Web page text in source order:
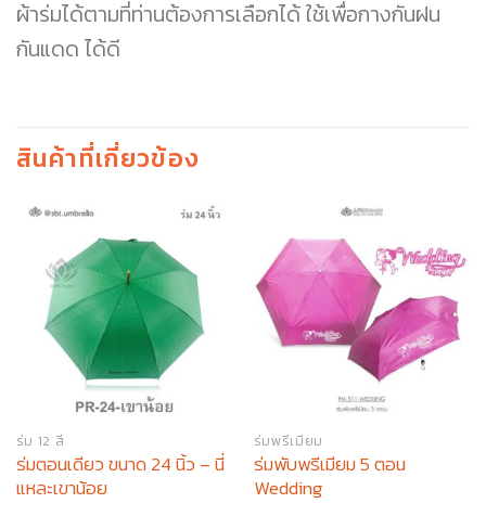
ผ้าร่มได้ตามที่ท่านต้องการเลือกได้ ใช้เพื่อกางกันฝน
กันแดด ได้ดี
สินค้าที่เกี่ยวข้อง
ร่ม 12 สี
ร่มตอนเดียว ขนาด 24 นิ้ว – นี่
แหละเขาน้อย
ร่มพรีเมียม
ร่มพับพรีเมียม 5 ตอน
Wedding